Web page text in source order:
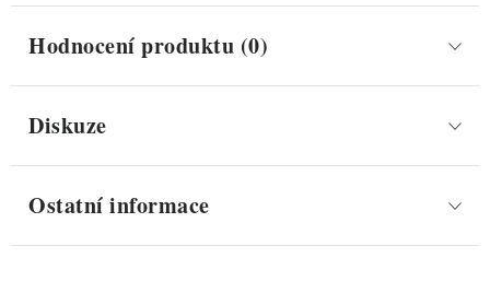
Hodnocení produktu (0)
Diskuze
Ostatní informace